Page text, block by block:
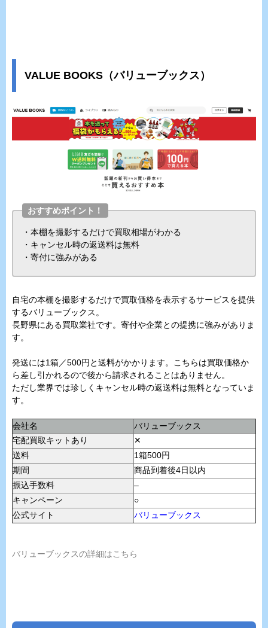
VALUE BOOKS（バリューブックス）
おすすめポイント！
・本棚を撮影するだけで買取相場がわかる
・キャンセル時の返送料は無料
・寄付に強みがある
自宅の本棚を撮影するだけで買取価格を表示するサービスを提供
するバリューブックス。
長野県にある買取業社です。寄付や企業との提携に強みがありま
す。
発送には1箱／500円と送料がかかります。こちらは買取価格か
ら差し引かれるので後から請求されることはありません。
ただし業界では珍しくキャンセル時の返送料は無料となっていま
す。
会社名
バリューブックス
宅配買取キットあり
✕
送料
1箱500円
期間
商品到着後4日以内
振込手数料
–
キャンペーン
○
公式サイト
バリューブックス
バリューブックスの詳細はこちら